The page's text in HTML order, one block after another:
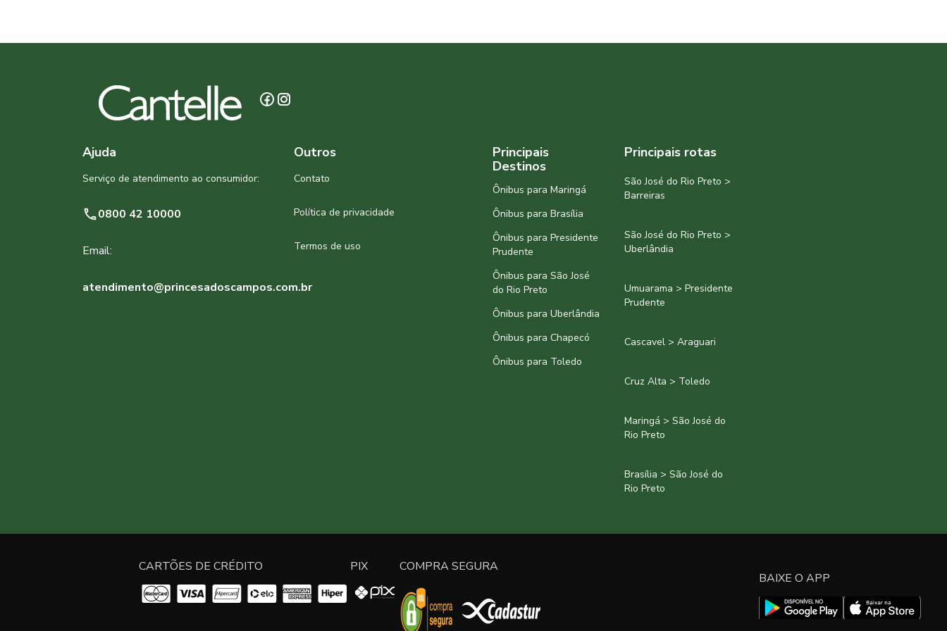
Ajuda
Serviço de atendimento ao consumidor:
0800 42 10000
Email:
atendimento@princesadoscampos.com.br
Outros
Contato
Política de privacidade
Termos de uso
Principais
Destinos
Ônibus para Maringá
Ônibus para Brasília
Ônibus para Presidente
Prudente
Ônibus para São José
do Rio Preto
Ônibus para Uberlândia
Ônibus para Chapecó
Ônibus para Toledo
Principais rotas
São José do Rio Preto >
Barreiras
São José do Rio Preto >
Uberlândia
Umuarama > Presidente
Prudente
Cascavel > Araguari
Cruz Alta > Toledo
Maringá > São José do
Rio Preto
Brasília > São José do
Rio Preto
CARTÕES DE CRÉDITO PIX COMPRA SEGURA
BAIXE O APP